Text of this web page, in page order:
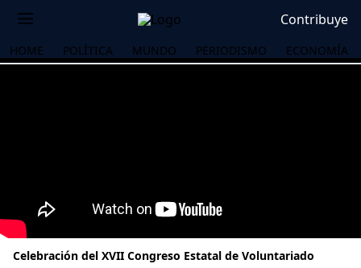
Contribuye
HOME POLÍTICA MUNDO PERIODISMO ECONOMÍA
Celebración del XVII Congreso Estatal de Voluntariado